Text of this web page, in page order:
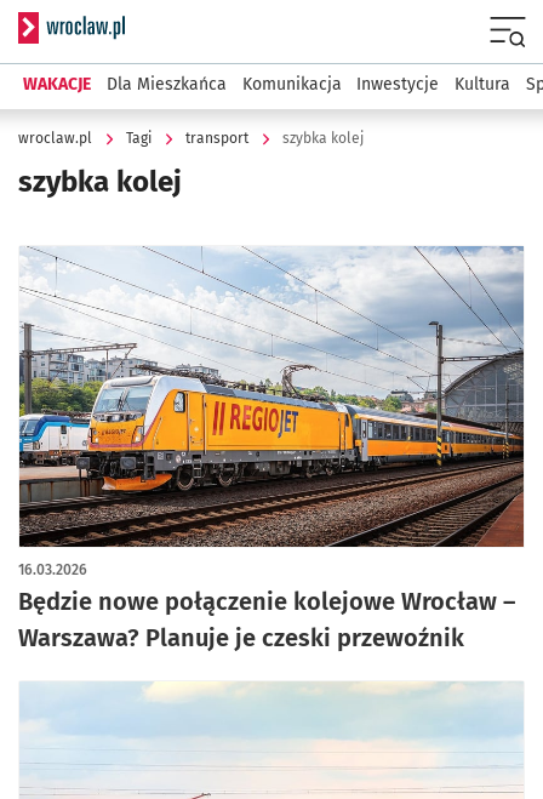
Serwis informacyjny wroclaw.pl
WAKACJE Dla Mieszkańca Komunikacja Inwestycje Kultura
wroclaw.pl Tagi transport szybka kolej
szybka kolej
Będzie nowe połączenie kolejowe Wrocław –
Warszawa? Planuje je czeski przewoźnik
16.03.2026